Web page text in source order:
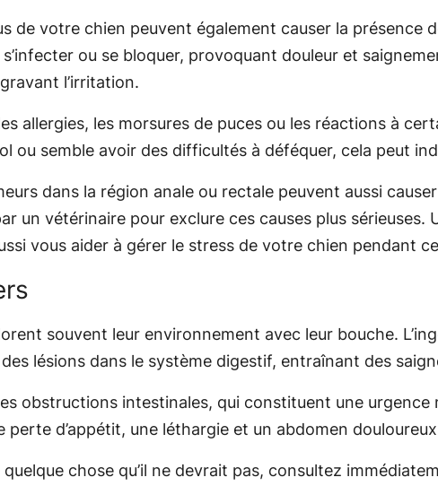
de votre chien peuvent également causer la présence
ou se bloquer, provoquant douleur et
l’irritation.
allergies, les morsures de puces ou les réactions à
ou semble avoir des difficultés à déféquer, cela peut
dans la région anale ou rectale peuvent aussi
un vétérinaire pour exclure ces causes plus sérieuses.
vous aider à gérer le stress de votre chien pendant
souvent leur environnement avec leur bouche.
lésions dans le système digestif, entraînant des
obstructions intestinales, qui constituent une urgence
d’appétit, une léthargie et un abdomen
chose qu’il ne devrait pas, consultez